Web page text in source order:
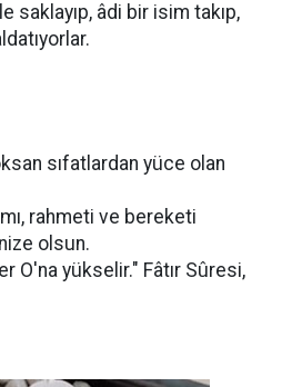
saklayıp, âdi bir isim takıp,
sıfatlardan yüce olan
rahmeti ve bereketi
olsun.
O'na yükselir." Fâtır Sûresi,